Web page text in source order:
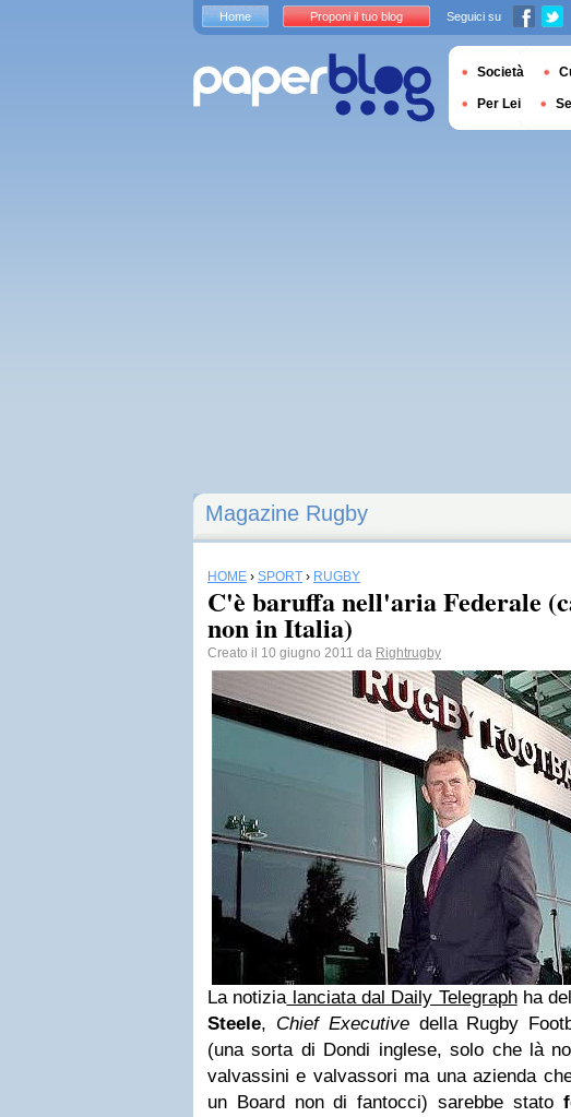
Magazine Rugby
HOME › SPORT › RUGBY
C'è baruffa nell'aria Federale
non in Italia)
Creato il 10 giugno 2011 da Rightrugby
La notizialanciata dal Daily Telegraphha
Steele, Chief Executivedella Rugby
(una sorta di Dondi inglese, solo che là
valvassini e valvassori ma una azienda
un Board non di fantocci) sarebbe stato
Home Proponi il tuo blog Seguici su
Società
Per Lei